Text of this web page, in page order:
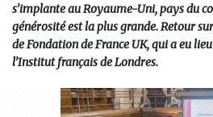
s’implante au Royaume-Uni, pays du
générosité est la plus grande. Retour
de Fondation de France UK, qui a eu
l’Institut français de Londres.